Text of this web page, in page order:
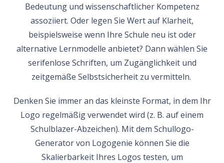
Bedeutung und wissenschaftlicher Kompetenz
assoziiert. Oder legen Sie Wert auf Klarheit,
beispielsweise wenn Ihre Schule neu ist oder
alternative Lernmodelle anbietet? Dann wählen Sie
serifenlose Schriften, um Zugänglichkeit und
zeitgemäße Selbstsicherheit zu vermitteln.
Denken Sie immer an das kleinste Format, in dem Ihr
Logo regelmäßig verwendet wird (z. B. auf einem
Schulblazer-Abzeichen). Mit dem Schullogo-
Generator von Logogenie können Sie die
Skalierbarkeit Ihres Logos testen, um